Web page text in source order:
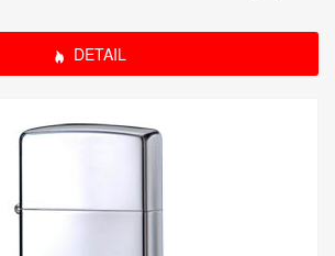
DETAIL